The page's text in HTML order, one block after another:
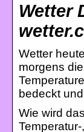
Wetter
Wetter
morgens
bedeckt
Wie wird